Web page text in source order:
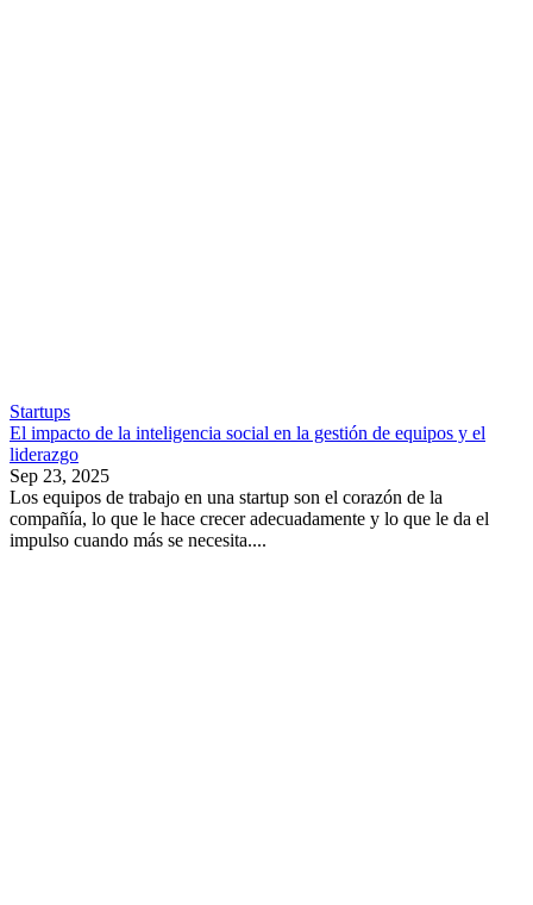
Startups
El impacto de la inteligencia social en la gestión de equipos y el
liderazgo
Sep 23, 2025
Los equipos de trabajo en una startup son el corazón de la
compañía, lo que le hace crecer adecuadamente y lo que le da el
impulso cuando más se necesita....